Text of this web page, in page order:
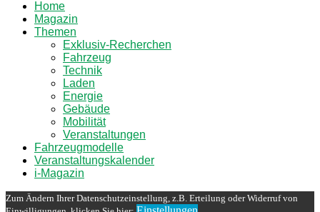
Home
Magazin
Themen
Exklusiv-Recherchen
Fahrzeug
Technik
Laden
Energie
Gebäude
Mobilität
Veranstaltungen
Fahrzeugmodelle
Veranstaltungskalender
i-Magazin
Zum Ändern Ihrer Datenschutzeinstellung, z.B. Erteilung oder Widerruf von